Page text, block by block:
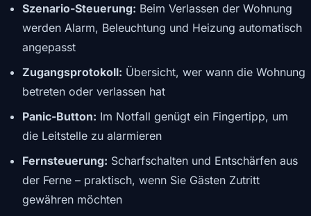
Szenario-Steuerung: Beim Verlassen der Wohnung
werden Alarm, Beleuchtung und Heizung automatisch
angepasst
Zugangsprotokoll: Übersicht, wer wann die Wohnung
betreten oder verlassen hat
Panic-Button: Im Notfall genügt ein Fingertipp, um
die Leitstelle zu alarmieren
Fernsteuerung: Scharfschalten und Entschärfen aus
der Ferne – praktisch, wenn Sie Gästen Zutritt
gewähren möchten